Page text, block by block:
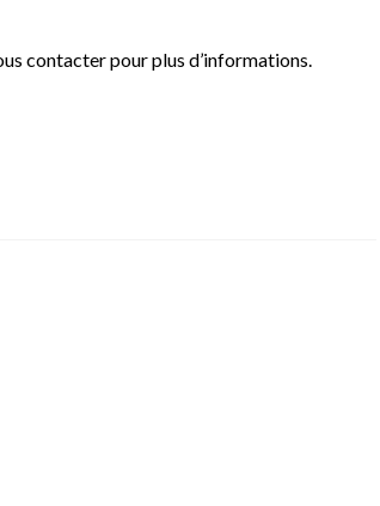
contacter pour plus d’informations.